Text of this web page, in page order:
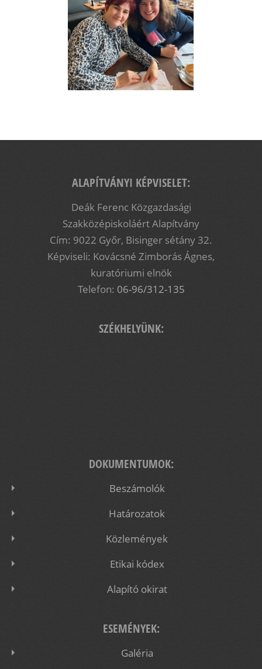
ingolstadt2
ingolstadt1
ALAPÍTVÁNYI KÉPVISELET:
Deák Ferenc Közgazdasági
Szakközépiskoláért Alapítvány
Cím: 9022 Győr, Bisinger sétány 32.
Képviseli: Kovácsné Zimborás Ágnes,
kuratóriumi elnök
Telefon: 06-96/312-135
SZÉKHELYÜNK:
DOKUMENTUMOK:
Beszámolók
Határozatok
Közlemények
Etikai kódex
Alapító okirat
ESEMÉNYEK:
Galéria